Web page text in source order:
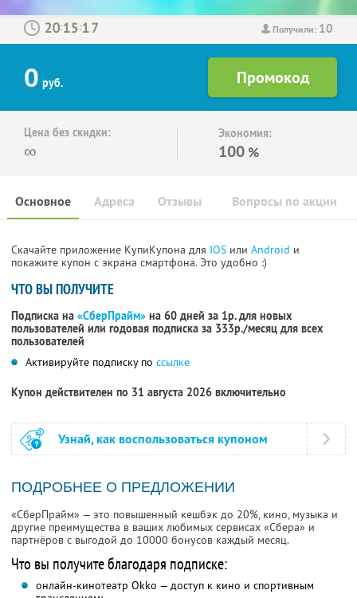
Получили: 10
: :
0 руб.
Цена без скидки:
∞
Экономия:
100 %
Основное Отзывы Вопросы по акции
Адреса
Скачайте приложение КупиКупона для IOS или Android и
покажите купон с экрана смартфона. Это удобно :)
ЧТО ВЫ ПОЛУЧИТЕ
Подписка на «СберПрайм» на 60 дней за 1р. для новых
пользователей или годовая подписка за 333р./месяц для всех
пользователей
Активируйте подписку по ссылке
Купон действителен по 31 августа 2026 включительно
Узнай, как воспользоваться купоном
ПОДРОБНЕЕ О ПРЕДЛОЖЕНИИ
«СберПрайм» — это повышенный кешбэк до 20%, кино, музыка и
другие преимущества в ваших любимых сервисах «Сбера» и
партнёров с выгодой до 10000 бонусов каждый месяц.
Что вы получите благодаря подписке:
онлайн-кинотеатр Okko — доступ к кино и спортивным